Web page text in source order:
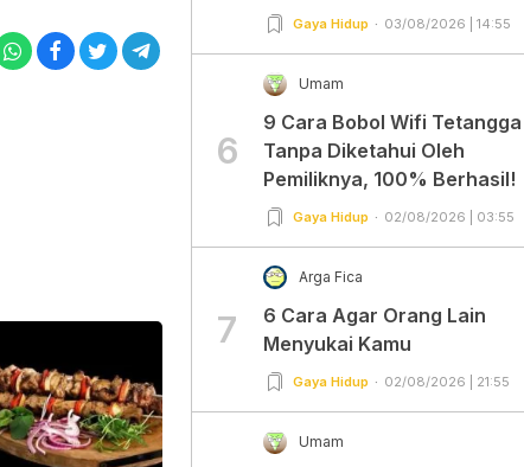
Gampang Banget dan Mudah
Gaya Hidup 03/08/2026 | 14:55
6
Umam
9 Cara Bobol Wifi Tetangga
Tanpa Diketahui Oleh
Pemiliknya, 100% Berhasil!
Gaya Hidup 02/08/2026 | 03:55
7
Arga Fica
6 Cara Agar Orang Lain
Menyukai Kamu
Gaya Hidup 02/08/2026 | 21:55
Umam